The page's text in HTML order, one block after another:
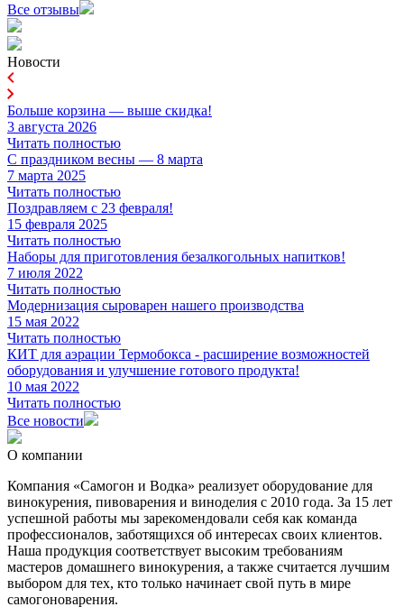
Все отзывы
Новости
Больше корзина — выше скидка!
3 августа 2026
Читать полностью
С праздником весны — 8 марта
7 марта 2025
Читать полностью
Поздравляем с 23 февраля!
15 февраля 2025
Читать полностью
Наборы для приготовления безалкогольных напитков!
7 июля 2022
Читать полностью
Модернизация сыроварен нашего производства
15 мая 2022
Читать полностью
КИТ для аэрации Термобокса - расширение возможностей
оборудования и улучшение готового продукта!
10 мая 2022
Читать полностью
Все новости
О компании
Компания «Самогон и Водка» реализует оборудование для
винокурения, пивоварения и виноделия с 2010 года. За 15 лет
успешной работы мы зарекомендовали себя как команда
профессионалов, заботящихся об интересах своих клиентов.
Наша продукция соответствует высоким требованиям
мастеров домашнего винокурения, а также считается лучшим
выбором для тех, кто только начинает свой путь в мире
самогоноварения.